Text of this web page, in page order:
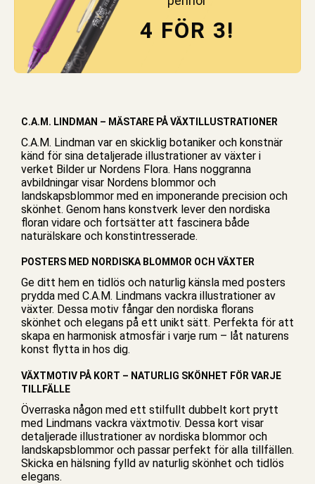
4 FÖR 3!
C.A.M. LINDMAN – MÄSTARE PÅ VÄXTILLUSTRATIONER
C.A.M. Lindman var en skicklig botaniker och konstnär
känd för sina detaljerade illustrationer av växter i
verket Bilder ur Nordens Flora. Hans noggranna
avbildningar visar Nordens blommor och
landskapsblommor med en imponerande precision och
skönhet. Genom hans konstverk lever den nordiska
floran vidare och fortsätter att fascinera både
naturälskare och konstintresserade.
POSTERS MED NORDISKA BLOMMOR OCH VÄXTER
Ge ditt hem en tidlös och naturlig känsla med posters
prydda med C.A.M. Lindmans vackra illustrationer av
växter. Dessa motiv fångar den nordiska florans
skönhet och elegans på ett unikt sätt. Perfekta för att
skapa en harmonisk atmosfär i varje rum – låt naturens
konst flytta in hos dig.
VÄXTMOTIV PÅ KORT – NATURLIG SKÖNHET FÖR VARJE
TILLFÄLLE
Överraska någon med ett stilfullt dubbelt kort prytt
med Lindmans vackra växtmotiv. Dessa kort visar
detaljerade illustrationer av nordiska blommor och
landskapsblommor och passar perfekt för alla tillfällen.
Skicka en hälsning fylld av naturlig skönhet och tidlös
elegans.